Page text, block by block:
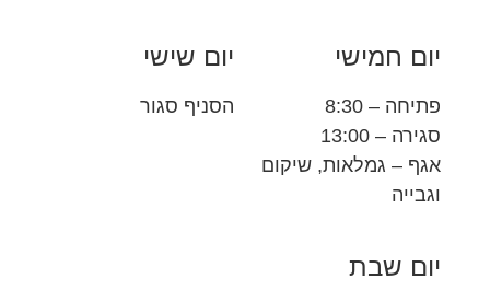
יום חמישי
פתיחה – 8:30
סגירה – 13:00
אגף – גמלאות, שיקום
וגבייה
יום שישי
הסניף סגור
יום שבת